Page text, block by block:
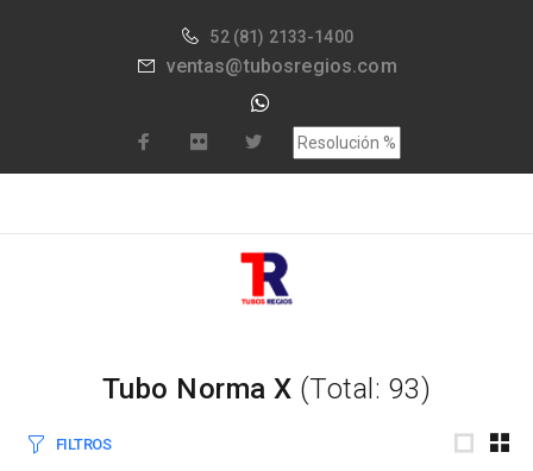
52 (81) 2133-1400
ventas@tubosregios.com
Tubo Norma X (Total: 93)
FILTROS